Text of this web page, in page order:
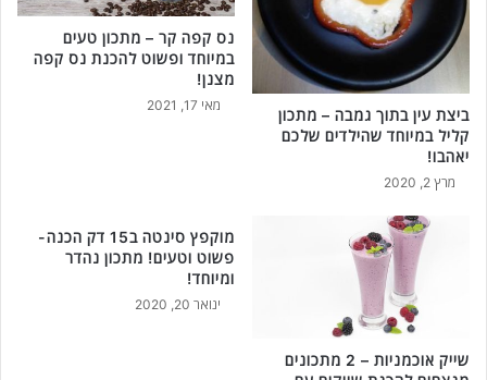
ביצת עין בתוך גמבה – מתכון
קליל במיוחד שהילדים שלכם
יאהבו!
מרץ 2, 2020
נס קפה קר – מתכון טעים
במיוחד ופשוט להכנת נס קפה
מצנן!
מאי 17, 2021
שייק אוכמניות – 2 מתכונים
מוקפץ סינטה ב15 דק הכנה-
פשוט וטעים! מתכון נהדר
ומיוחד!
ינואר 20, 2020